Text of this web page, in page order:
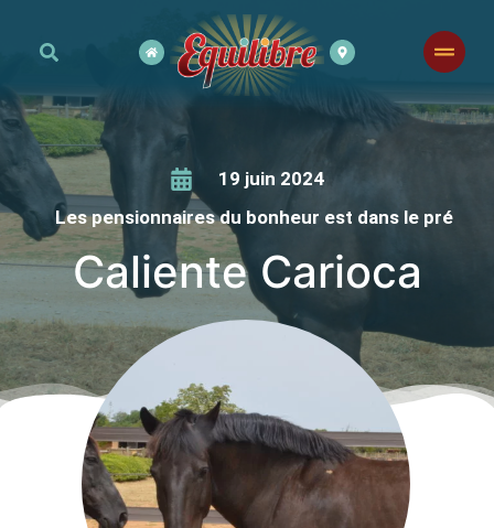
19 juin 2024
Les pensionnaires du bonheur est dans le pré
Caliente Carioca